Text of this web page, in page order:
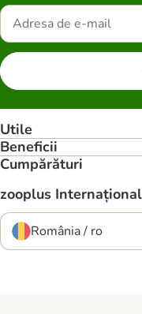
Utile
Beneficii
Cumpărături
zooplus Internațional
România / ro